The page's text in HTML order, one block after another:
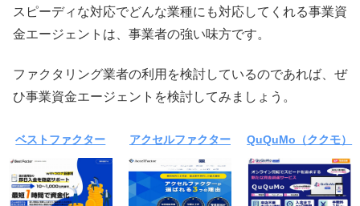
スピーディな対応でどんな業種にも対応してくれる事業資
金エージェントは、事業者の強い味方です。
ファクタリング業者の利用を検討しているのであれば、ぜ
ひ事業資金エージェントを検討してみましょう。
ベストファクター アクセルファクター QuQuMo（ククモ）